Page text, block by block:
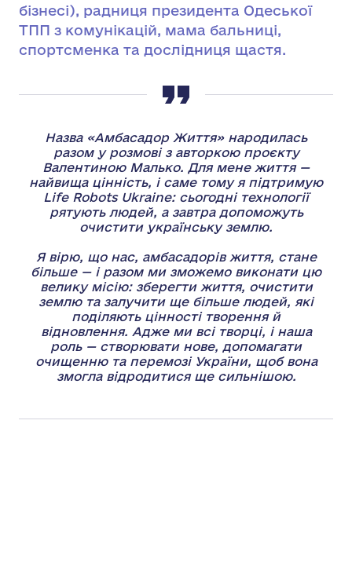
бізнесі), радниця президента Одеської
ТПП з комунікацій, мама бальниці,
спортсменка та дослідниця щастя.
Назва «Амбасадор Життя» народилась
разом у розмові з авторкою проєкту
Валентиною Малько. Для мене життя —
найвища цінність, і саме тому я підтримую
Life Robots Ukraine: сьогодні технології
рятують людей, а завтра допоможуть
очистити українську землю.
Я вірю, що нас, амбасадорів життя, стане
більше — і разом ми зможемо виконати цю
велику місію: зберегти життя, очистити
землю та залучити ще більше людей, які
поділяють цінності творення й
відновлення. Адже ми всі творці, і наша
роль — створювати нове, допомагати
очищенню та перемозі України, щоб вона
змогла відродитися ще сильнішою.